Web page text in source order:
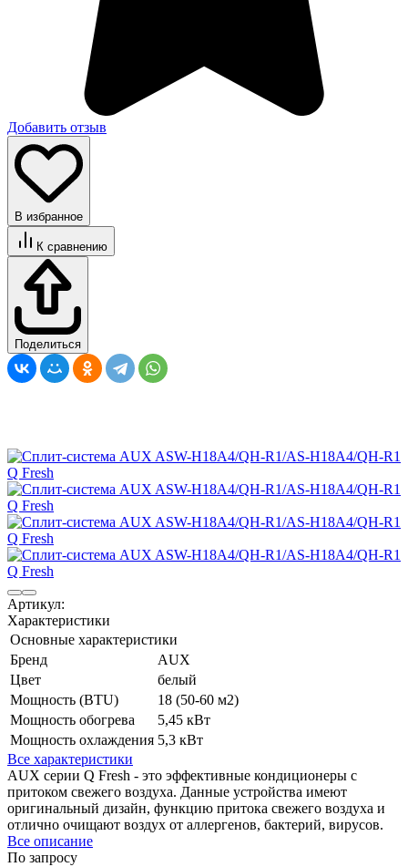
Добавить отзыв
В избранное
К сравнению
Поделиться
Артикул:
Характеристики
Основные характеристики
Бренд
AUX
Цвет
белый
Мощность (BTU)
18 (50-60 м2)
Мощность обогрева
5,45 кВт
Мощность охлаждения 5,3 кВт
Все характеристики
AUX серии Q Fresh - это эффективные кондиционеры с
притоком свежего воздуха. Данные устройства имеют
оригинальный дизайн, функцию притока свежего воздуха и
отлично очищают воздух от аллергенов, бактерий, вирусов.
Все описание
По запросу